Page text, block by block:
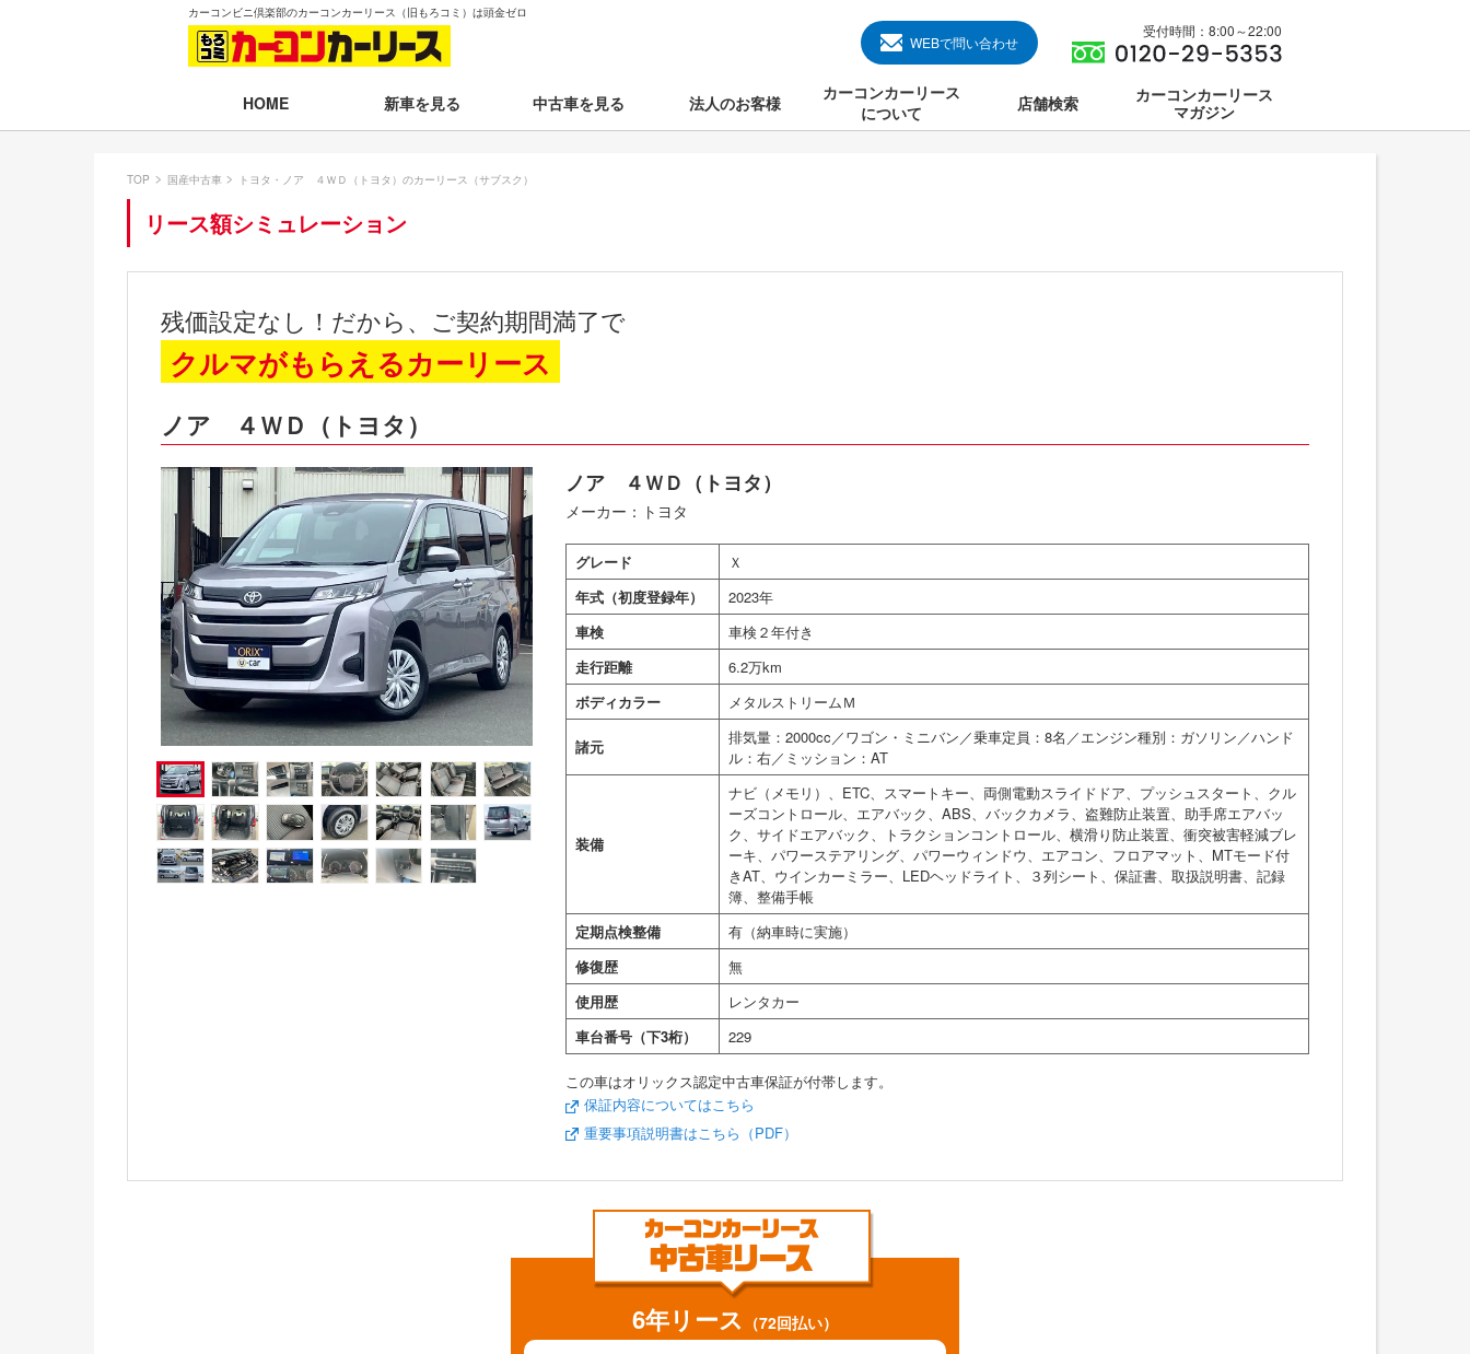
カーコンビニ倶楽部のカーコンカーリース（旧もろコミ）は頭金ゼロ
WEBで問い合わせ
受付時間：8:00～22:00
HOME 新車を見る
月々50,001円以上のクルマを見る
新車一覧から選ぶ
即納車（最短14日で納車）
残価設定プラン
電気自動車（EV）
福祉車両
ミニカー
中古車を見る 法人のお客様
カーコンカーリース
について
店舗検索
カーコンカーリース
マガジン
TOP 国産中古車 トヨタ・ノア ４ＷＤ（トヨタ）のカーリース（サブスク）
リース額シミュレーション
残価設定なし！だから、ご契約期間満了で
クルマがもらえるカーリース
ノア ４ＷＤ（トヨタ）
ノア ４ＷＤ（トヨタ）
メーカー：トヨタ
グレード
Ｘ
年式（初度登録年）
2023年
車検
車検２年付き
走行距離
6.2万km
ボディカラー
メタルストリームＭ
諸元
排気量：2000cc／ワゴン・ミニバン／乗車定員：8名／エンジン種別：ガソリン／ハンド
ル：右／ミッション：AT
装備
ナビ（メモリ）、ETC、スマートキー、両側電動スライドドア、プッシュスタート、クル
ーズコントロール、エアバック、ABS、バックカメラ、盗難防止装置、助手席エアバッ
ク、サイドエアバック、トラクションコントロール、横滑り防止装置、衝突被害軽減ブレ
ーキ、パワーステアリング、パワーウィンドウ、エアコン、フロアマット、MTモード付
きAT、ウインカーミラー、LEDヘッドライト、３列シート、保証書、取扱説明書、記録
簿、整備手帳
定期点検整備
有（納車時に実施）
修復歴
無
使用歴
レンタカー
車台番号（下3桁）
229
この車はオリックス認定中古車保証が付帯します。
保証内容についてはこちら
重要事項説明書はこちら（PDF）
6年リース （72回払い）